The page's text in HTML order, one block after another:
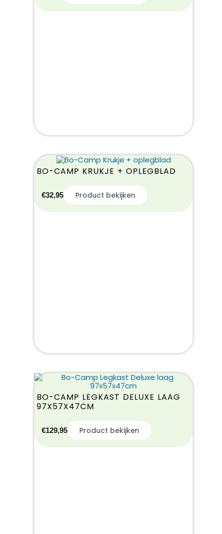
BO-CAMP KRUKJE + OPLEGBLAD
€32,95 Product bekijken
BO-CAMP LEGKAST DELUXE LAAG
97X57X47CM
€129,95 Product bekijken